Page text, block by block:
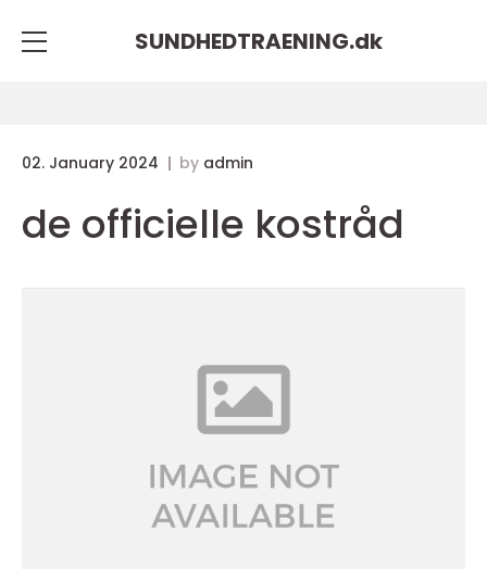
SUNDHEDTRAENING.dk
02. January 2024 by admin
de officielle kostråd